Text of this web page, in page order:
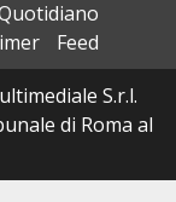
Feed
S.r.l.
di Roma al